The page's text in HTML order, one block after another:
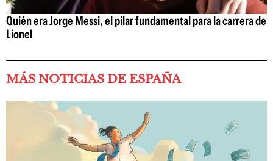
Quién era Jorge Messi, el pilar fundamental para la carrera de
Lionel
MÁS NOTICIAS DE ESPAÑA